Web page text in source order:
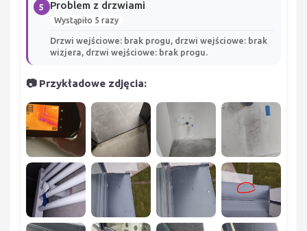
5 Problem z drzwiami
Wystąpiło 5 razy
Drzwi wejściowe: brak progu, drzwi wejściowe: brak
wizjera, drzwi wejściowe: brak progu.
📷 Przykładowe zdjęcia: